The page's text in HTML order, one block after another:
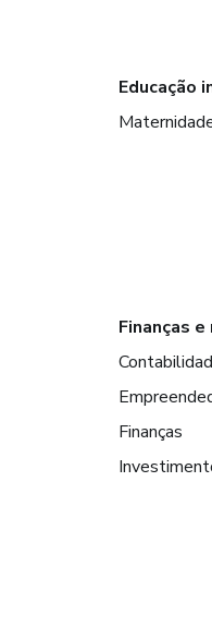
Educação
Finanças
Finanças